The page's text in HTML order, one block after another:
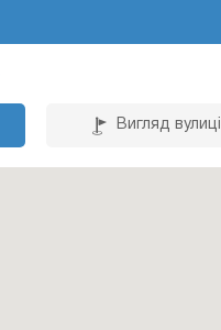
Вигляд вулиці